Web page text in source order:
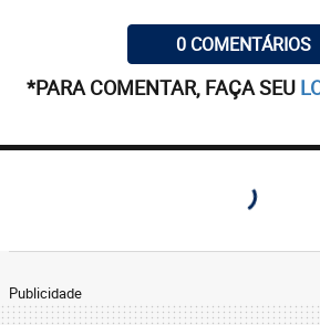
0 COMENTÁRIOS
*PARA COMENTAR, FAÇA SEU
Publicidade